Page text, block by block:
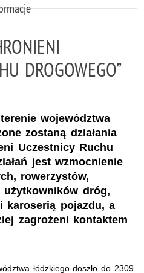
DROGOWEGO”
województwa
zostaną działania
Uczestnicy Ruchu
jest wzmocnienie
rowerzystów,
dróg,
karoserią pojazdu, a
zagrożeni kontaktem
łódzkiego doszło do 2309